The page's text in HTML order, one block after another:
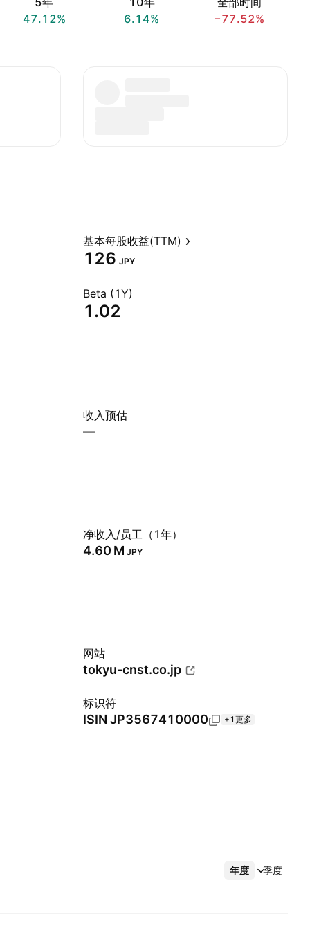
47.12%
6.14%
−77.52%
基本每股收益(TTM)
126 JPY
Beta (1Y)
1.02
收入预估
—
净收入/员工（1年）
‪4.60 M‬ JPY
网站
tokyu-cnst.co.jp
标识符
ISIN JP3567410000 +1更多
年度 季度
更多